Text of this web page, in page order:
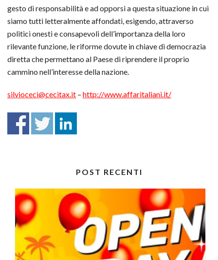
gesto di responsabilità e ad opporsi a questa situazione in cui
siamo tutti letteralmente affondati, esigendo, attraverso
politici onesti e consapevoli dell’importanza della loro
rilevante funzione, le riforme dovute in chiave di democrazia
diretta che permettano al Paese di riprendere il proprio
cammino nell’interesse della nazione.
silvioceci@cecitax.it – http://www.affaritaliani.it/
POST RECENTI